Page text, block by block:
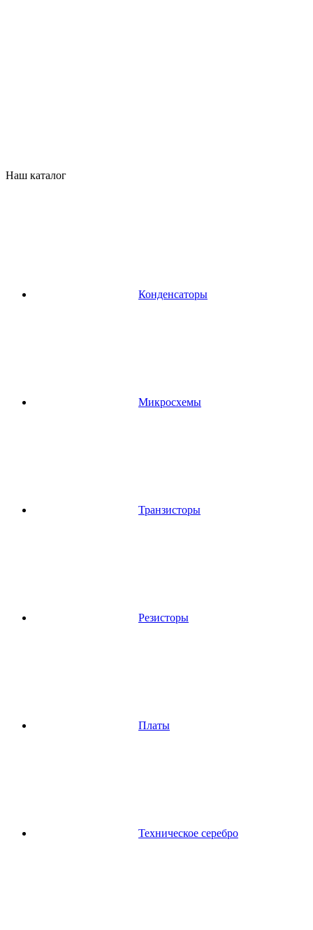
Наш каталог
Конденсаторы
Микросхемы
Транзисторы
Резисторы
Платы
Техническое серебро